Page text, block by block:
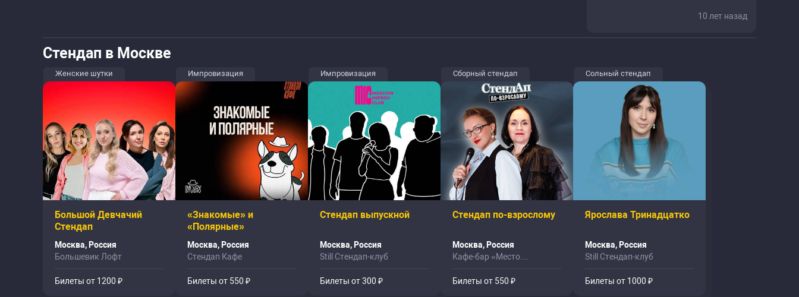
10 лет назад
Стендап в Москве
Женские шутки
Большой Девчачий
Стендап
Москва, Россия
Большевик Лофт
Билеты от 1200 ₽
Импровизация
«Знакомые» и
«Полярные»
Москва, Россия
Стендап Кафе
Билеты от 550 ₽
Импровизация
Стендап выпускной
Москва, Россия
Still Стендап-клуб
Билеты от 300 ₽
Сборный стендап
Стендап по-взрослому
Москва, Россия
Кафе-бар «Место
Билеты от 550 ₽
Сольный стендап
Ярослава Тринадцатко
Москва, Россия
Still Стендап-клуб
Билеты от 1000 ₽